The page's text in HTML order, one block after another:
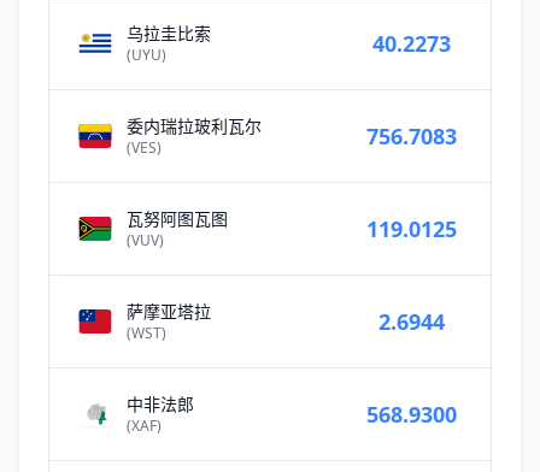
乌拉圭比索
(UYU) 40.2273
委内瑞拉玻利瓦尔
(VES) 756.7083
瓦努阿图瓦图
(VUV) 119.0125
萨摩亚塔拉
(WST) 2.6944
中非法郎
(XAF) 568.9300